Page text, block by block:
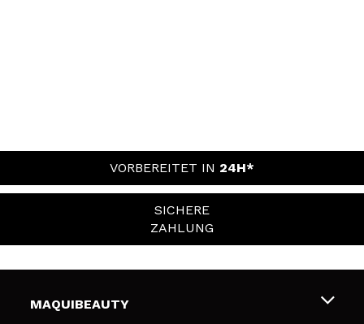
VORBEREITET IN 24H*
SICHERE
ZAHLUNG
MAQUIBEAUTY